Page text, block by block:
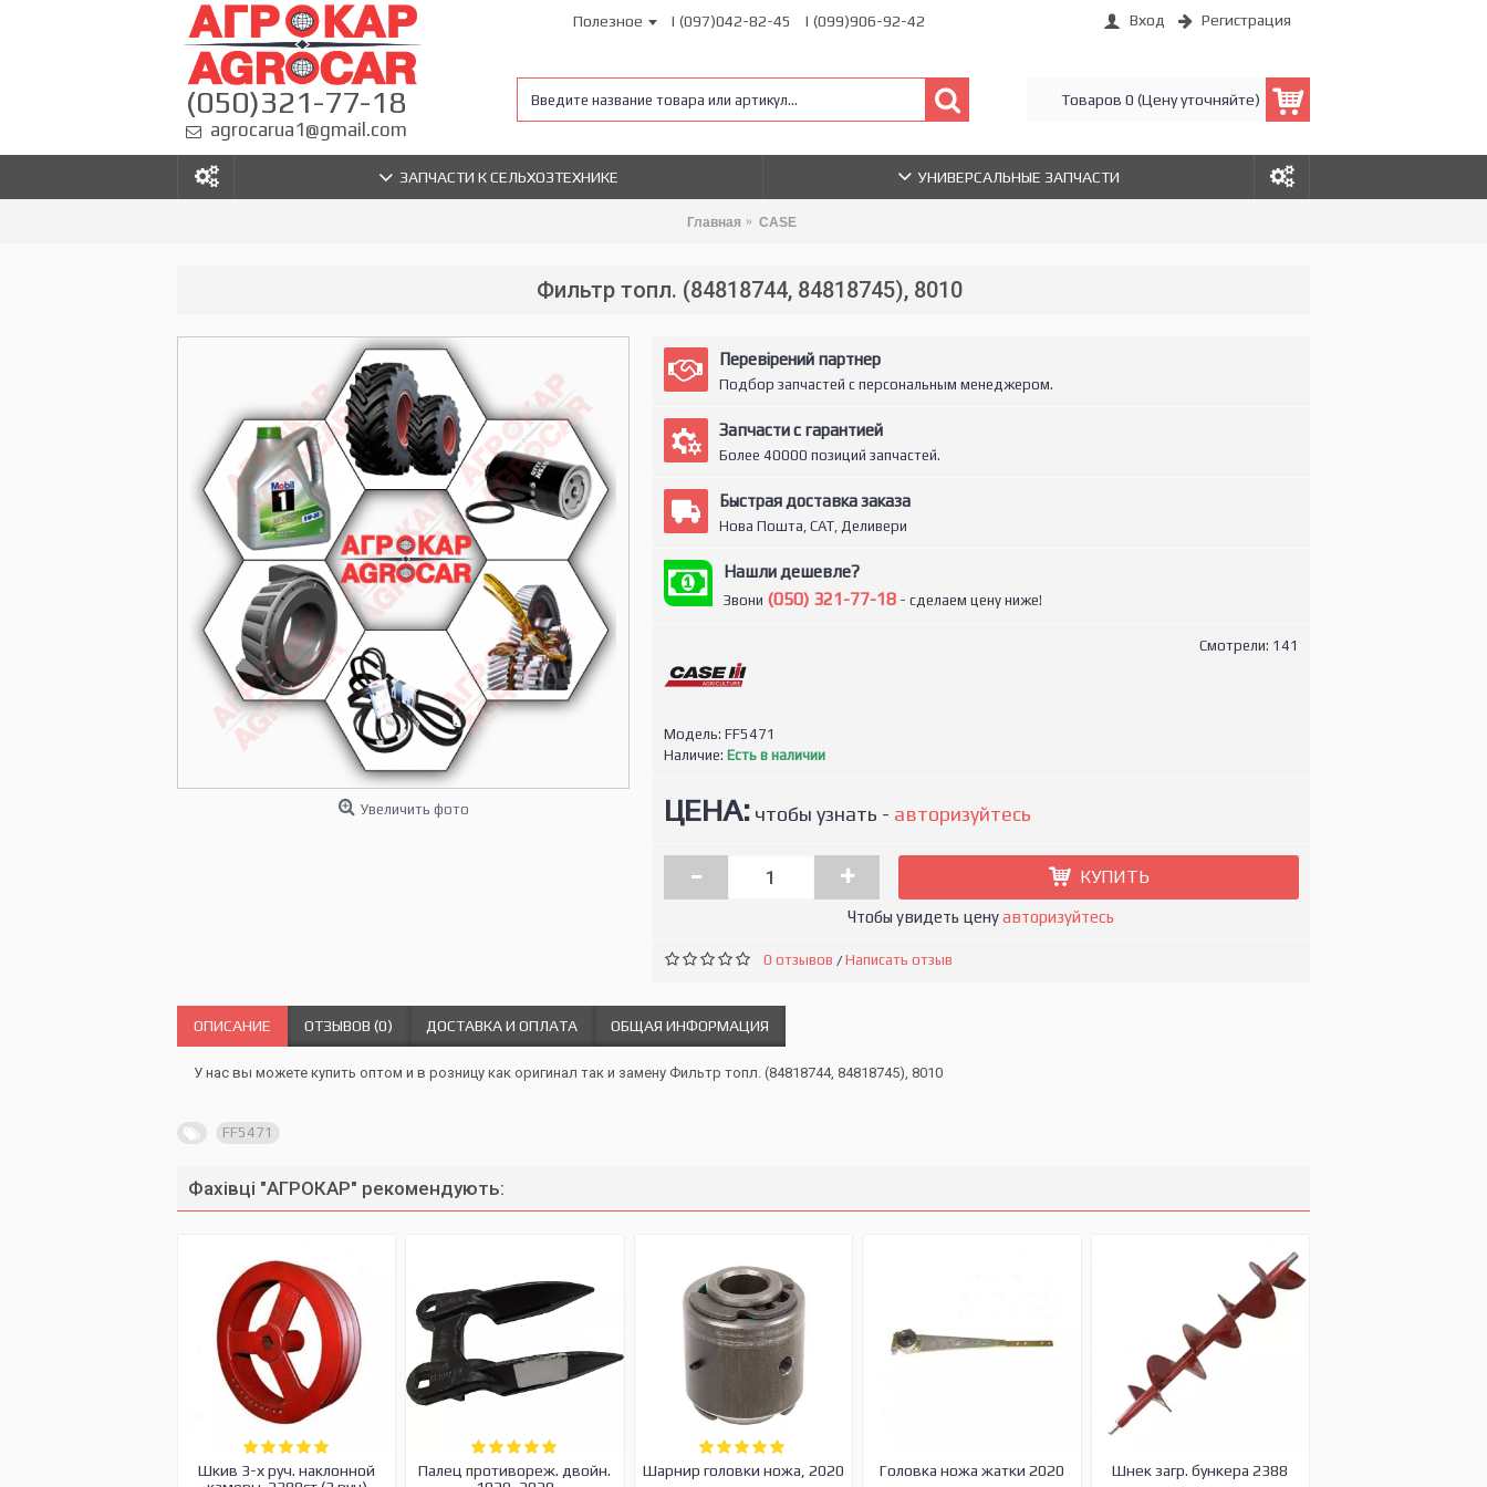
(050)321-77-18
agrocarua1@gmail.com
Полезное | (097)042-82-45 | (099)906-92-42 Вход Регистрация
Товаров 0 (Цену уточняйте)
ЗАПЧАСТИ К СЕЛЬХОЗТЕХНИКЕ УНИВЕРСАЛЬНЫЕ ЗАПЧАСТИ
Главная CASE
Фильтр топл. (84818744, 84818745), 8010
Увеличить фото
Перевірений партнер
Подбор запчастей с персональным менеджером.
Запчасти с гарантией
Более 40000 позиций запчастей.
Быстрая доставка заказа
Нова Пошта, САТ, Деливери
Нашли дешевле?
Звони (050) 321-77-18- сделаем цену ниже!
Смотрели: 141
Модель: FF5471
Наличие: Есть в наличии
ЦЕНА:чтобы узнать - авторизуйтесь
- + КУПИТЬ
Чтобы увидеть ценуавторизуйтесь
0 отзывов /Написать отзыв
ОПИСАНИЕ ОТЗЫВОВ (0) ДОСТАВКА И ОПЛАТА ОБЩАЯ ИНФОРМАЦИЯ
У нас вы можете купить оптом и в розницу как оригинал так и замену Фильтр топл. (84818744, 84818745), 8010
FF5471
Фахівці "АГРОКАР" рекомендують:
Шкив 3-х руч. наклонной
Палец противореж. двойн.
Шарнир головки ножа, 2020 Головка ножа жатки 2020 Шнек загр. бункера 2388